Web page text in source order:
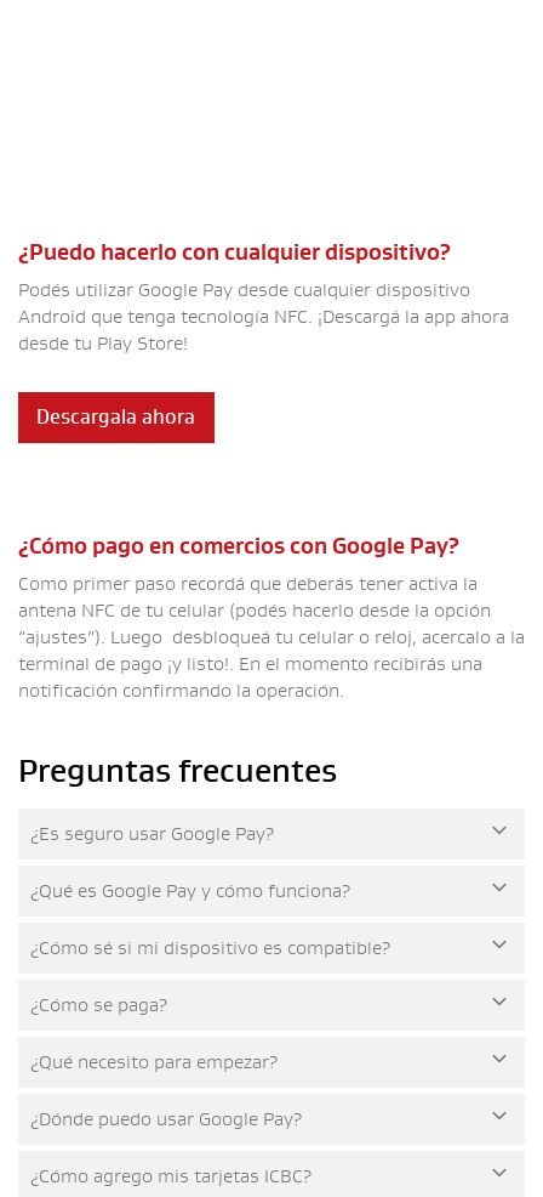
¿Puedo hacerlo con cualquier dispositivo?
Podés utilizar Google Pay desde cualquier dispositivo
Android que tenga tecnología NFC. ¡Descargá la app ahora
desde tu Play Store!
Descargala ahora
¿Cómo pago en comercios con Google Pay?
Como primer paso recordá que deberás tener activa la
antena NFC de tu celular (podés hacerlo desde la opción
“ajustes”). Luego desbloqueá tu celular o reloj, acercalo a la
terminal de pago ¡y listo!. En el momento recibirás una
notificación confirmando la operación.
Preguntas frecuentes
¿Es seguro usar Google Pay?
¿Qué es Google Pay y cómo funciona?
¿Cómo sé si mi dispositivo es compatible?
¿Cómo se paga?
¿Qué necesito para empezar?
¿Dónde puedo usar Google Pay?
¿Cómo agrego mis tarjetas ICBC?